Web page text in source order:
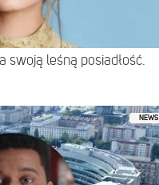
leśną posiadłość.
NEWS